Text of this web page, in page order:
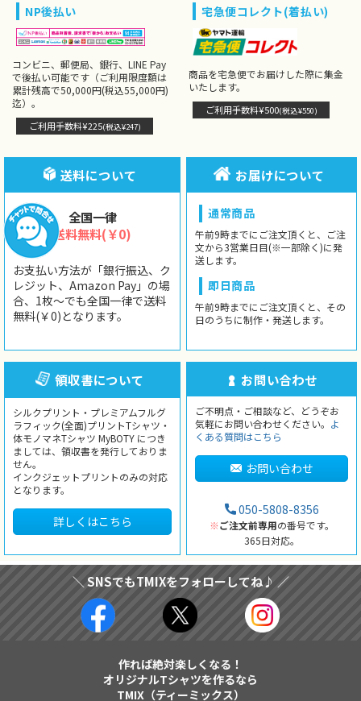
NP後払い
コンビニ、郵便局、銀行、LINE Pay
で後払い可能です（ご利用限度額は
累計残高で50,000円(税込55,000円)
迄）。
ご利用手数料¥225(税込¥247)
宅急便コレクト(着払い)
商品を宅急便でお届けした際に集金
いたします。
ご利用手数料¥500(税込¥550)
送料について
全国一律
送料無料(￥0)
お支払い方法が「銀行振込、ク
レジット、Amazon Pay」の場
合、1枚〜でも全国一律で送料
無料(￥0)となります。
お届けについて
通常商品
午前9時までにご注文頂くと、ご注
文から3営業日目(※一部除く)に発
送します。
即日商品
午前9時までにご注文頂くと、その
日のうちに制作・発送します。
領収書について
シルクプリント・プレミアムフルグ
ラフィック(全面)プリントTシャツ・
体モノマネTシャツ MyBOTY につき
ましては、領収書を発行しておりま
せん。
インクジェットプリントのみの対応
となります。
詳しくはこちら
お問い合わせ
ご不明点・ご相談など、どうぞお
気軽にお問い合わせください。 よ
くある質問はこちら
お問い合わせ
050-5808-8356
※ご注文前専用の番号です。
365日対応。
＼ SNSでもTMIXをフォローしてね♪ ／
作れば絶対楽しくなる！
オリジナルTシャツを作るなら
TMIX（ティーミックス）